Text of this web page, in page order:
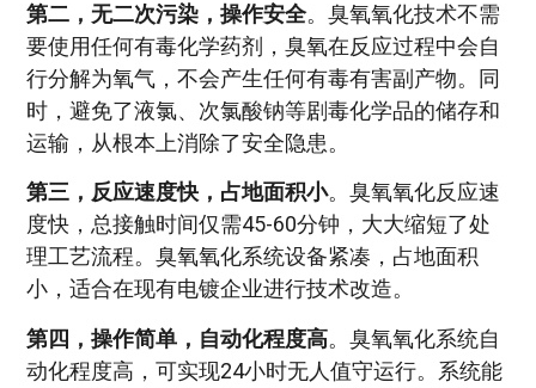
第二，无二次污染，操作安全。臭氧氧化技术不需
要使用任何有毒化学药剂，臭氧在反应过程中会自
行分解为氧气，不会产生任何有毒有害副产物。同
时，避免了液氯、次氯酸钠等剧毒化学品的储存和
运输，从根本上消除了安全隐患。
第三，反应速度快，占地面积小。臭氧氧化反应速
度快，总接触时间仅需45-60分钟，大大缩短了处
理工艺流程。臭氧氧化系统设备紧凑，占地面积
小，适合在现有电镀企业进行技术改造。
第四，操作简单，自动化程度高。臭氧氧化系统自
动化程度高，可实现24小时无人值守运行。系统能